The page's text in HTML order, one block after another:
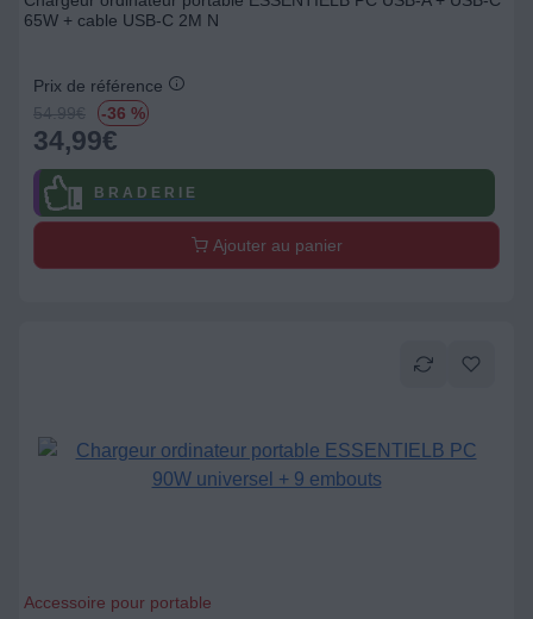
65W + cable USB-C 2M N
Prix de référence
54.99€ -36 %
34,99€
B R A D E R I E
Ajouter au panier
Accessoire pour portable